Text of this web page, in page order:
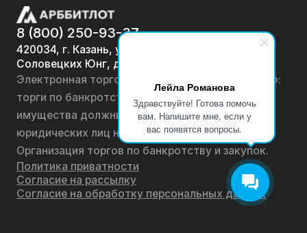
Лейла Романова
Здравствуйте! Готова помочь
вам. Напишите мне, если у
вас появятся вопросы.
8 (800) 250-93-37
420034, г. Казань, ул.
Соловецких Юнг, д. 7
Электронная торговая площадка «АРББИТЛОТ»:
торги по банкротству, лоты по продаже
имущества должников физических лиц и
юридических лиц на онлайн-аукционах.
Организация торгов по банкротству и закупок.
Политика приватности
Согласие на рассылку
Согласие на обработку персональных данных